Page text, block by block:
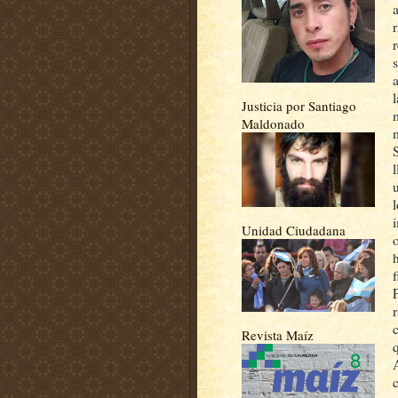
Justicia por Santiago
Maldonado
Unidad Ciudadana
Revista Maíz